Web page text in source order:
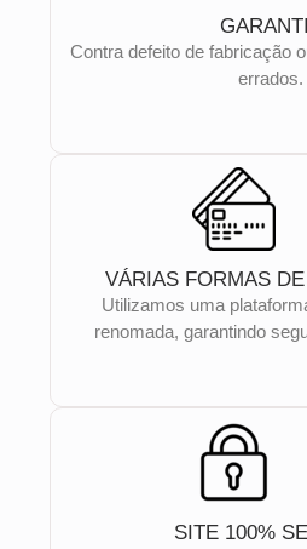
Contra defeito de fabricação
errados.
VÁRIAS FORMAS
Utilizamos uma
renomada, garantindo
SITE 100%